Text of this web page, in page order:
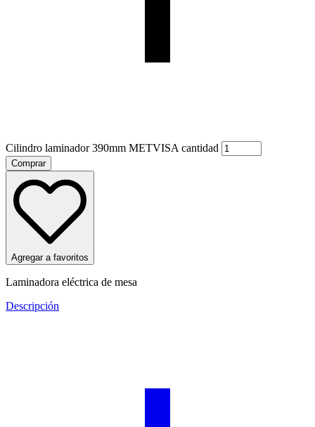
Cilindro laminador 390mm METVISA cantidad
Comprar
Agregar a favoritos
Laminadora eléctrica de mesa
Descripción